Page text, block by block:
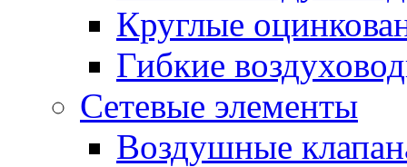
Круглые
Гибкие
Сетевые элементы
Воздушные